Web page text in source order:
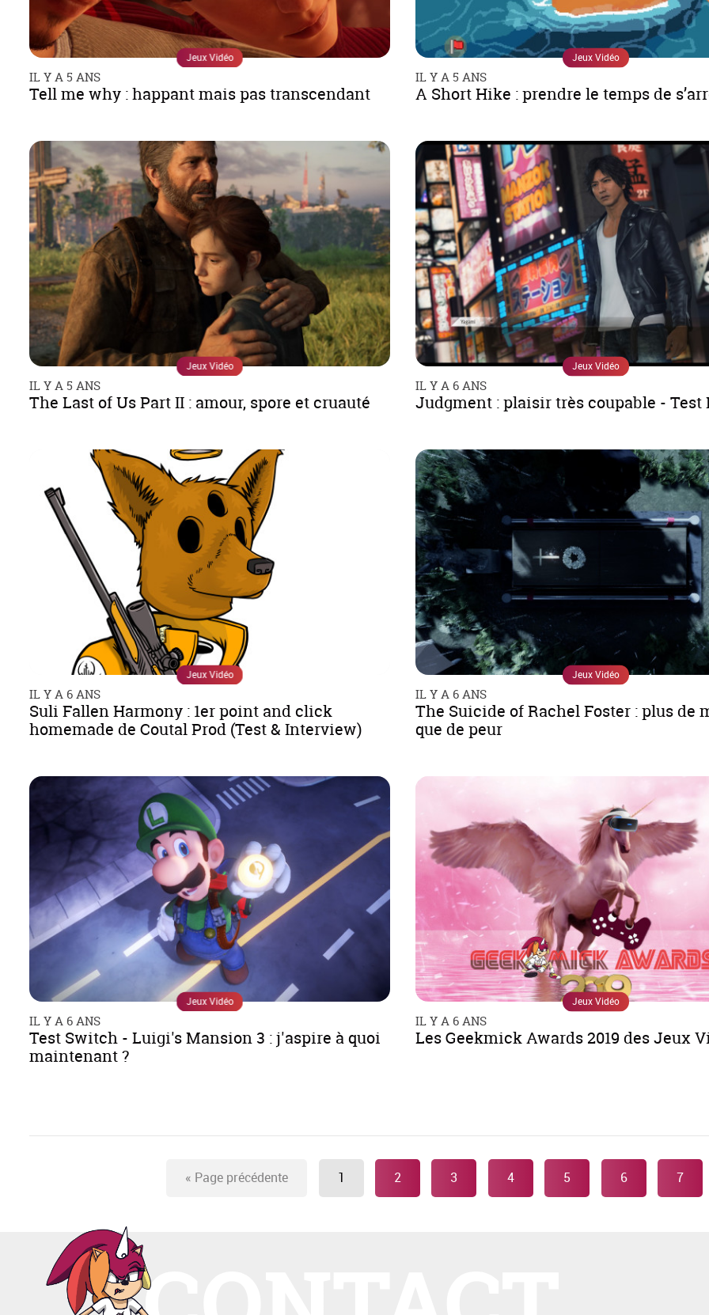
Jeux Vidéo
IL Y A 5 ANS
Tell me why : happant mais pas transcendant
Jeux Vidéo
IL Y A 5 ANS
A Short Hike : prendre le temps de
Jeux Vidéo
IL Y A 5 ANS
The Last of Us Part II : amour, spore et cruauté
Jeux Vidéo
IL Y A 6 ANS
Judgment : plaisir très coupable - Test
Jeux Vidéo
IL Y A 6 ANS
Suli Fallen Harmony : 1er point and click
homemade de Coutal Prod (Test & Interview)
Jeux Vidéo
IL Y A 6 ANS
The Suicide of Rachel Foster : plus de
que de peur
Jeux Vidéo
IL Y A 6 ANS
Test Switch - Luigi's Mansion 3 : j'aspire à quoi
maintenant ?
Jeux Vidéo
IL Y A 6 ANS
Les Geekmick Awards 2019 des Jeux
« Page précédente 1 2 3 4 5 6 7